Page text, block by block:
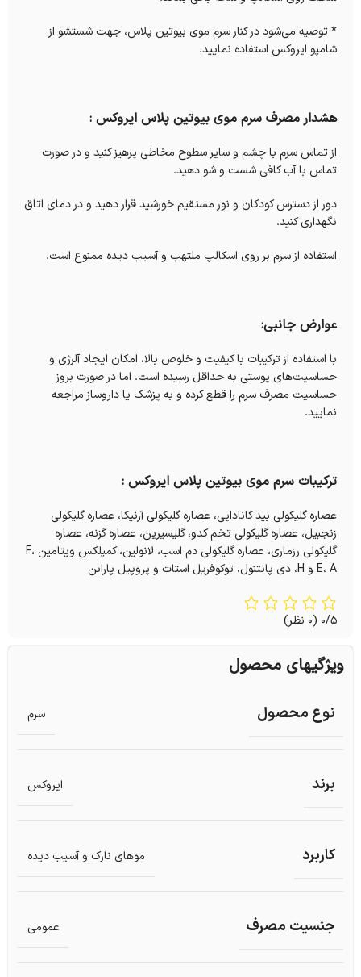
* توصیه می‌شود در کنار سرم موی بیوتین پلاس، جهت شستشو از
شامپو ایروکس استفاده نمایید.
هشدار مصرف سرم موی بیوتین پلاس ایروکس :
از تماس سرم با چشم و سایر سطوح مخاطی پرهیز کنید و در صورت
تماس با آب کافی شست و شو دهید.
دور از دسترس کودکان و نور مستقیم خورشید قرار دهید و در دمای اتاق
نگهداری کنید.
استفاده از سرم بر روی اسکالپ ملتهب و آسیب دیده ممنوع است.
عوارض جانبی:
با استفاده از ترکیبات با کیفیت و خلوص بالا، امکان ایجاد آلرژی و
حساسیت‌های پوستی به حداقل رسیده است. اما در صورت بروز
حساسیت مصرف سرم را قطع کرده و به پزشک یا داروساز مراجعه
نمایید.
ترکیبات سرم موی بیوتین پلاس ایروکس :
عصاره گلیکولی بید کانادایی، عصاره گلیکولی آرنیکا، عصاره گلیکولی
زنجبیل، عصاره گلیکولی تخم کدو، گلیسیرین، عصاره گزنه، عصاره
گلیکولی رزماری، عصاره گلیکولی دم اسب، لانولین، کمپلکس ویتامین F،
E، A و H، دی پانتنول، توکوفریل استات و پروپیل پارابن
0/5 (0 نظر)
ویژگیهای محصول
نوع محصول سرم
برند ایروکس
کاربرد موهای نازک و آسیب دیده
جنسیت مصرف عمومی